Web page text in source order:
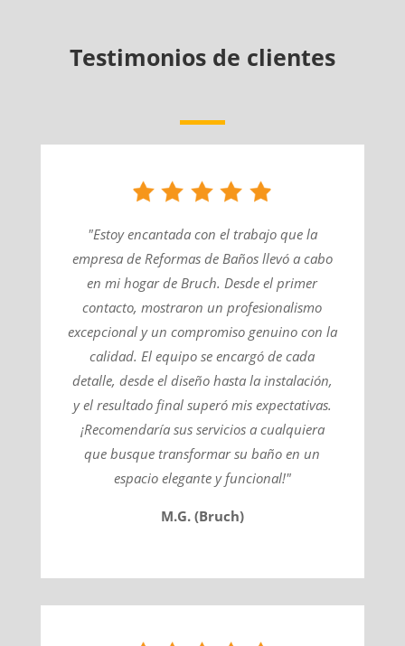
Testimonios de clientes
"Estoy encantada con el trabajo que la
empresa de Reformas de Baños llevó a cabo
en mi hogar de Bruch. Desde el primer
contacto, mostraron un profesionalismo
excepcional y un compromiso genuino con la
calidad. El equipo se encargó de cada
detalle, desde el diseño hasta la instalación,
y el resultado final superó mis expectativas.
¡Recomendaría sus servicios a cualquiera
que busque transformar su baño en un
espacio elegante y funcional!"
M.G. (Bruch)